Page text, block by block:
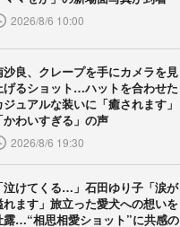
2026/8/6 10:00
沙良、クレープを手にカメラを見
げるショット…ハットを合わせた
ジュアルな装いに「癒されます」
かわいすぎる」の声
2026/8/6 19:30
泣けてくる…」石田ゆり子「涙が
れます」旅立った愛犬への想いを
露…“相思相愛ショット”に共感の